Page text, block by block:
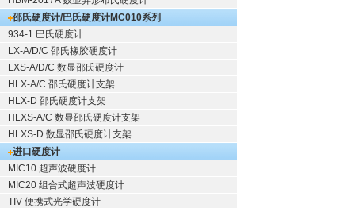
邵氏硬度计/巴氏硬度计MC010系列
934-1 巴氏硬度计
LX-A/D/C 邵氏橡胶硬度计
LXS-A/D/C 数显邵氏硬度计
HLX-A/C 邵氏硬度计支架
HLX-D 邵氏硬度计支架
HLXS-A/C 数显邵氏硬度计支架
HLXS-D 数显邵氏硬度计支架
进口硬度计
MIC10 超声波硬度计
MIC20 组合式超声波硬度计
TIV 便携式光学硬度计